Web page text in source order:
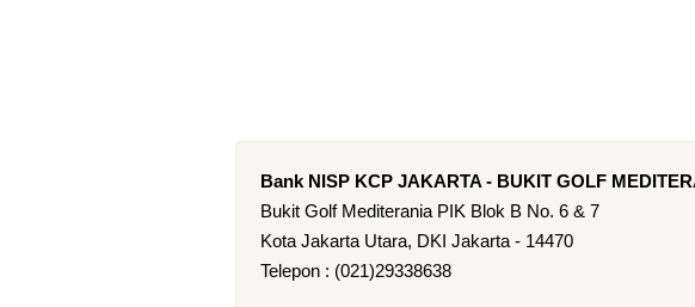
Bank NISP KCP JAKARTA - BUKIT GOLF
Bukit Golf Mediterania PIK Blok B No. 6 & 7
Kota Jakarta Utara, DKI Jakarta - 14470
Telepon : (021)29338638